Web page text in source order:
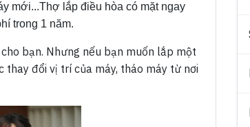
mới...Thợ lắp điều hòa có mặt ngay
trong 1 năm.
bạn. Nhưng nếu bạn muốn lắp một
thay đổi vị trí của máy, tháo máy từ nơi